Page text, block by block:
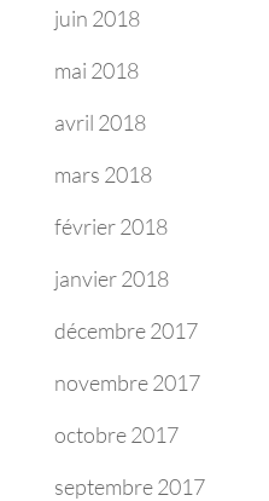
juin 2018
mai 2018
avril 2018
mars 2018
février 2018
janvier 2018
décembre 2017
novembre 2017
octobre 2017
septembre 2017